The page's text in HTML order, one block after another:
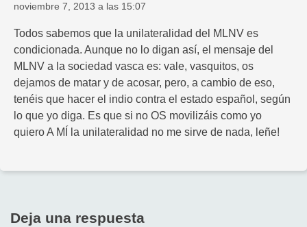
noviembre 7, 2013 a las 15:07
Todos sabemos que la unilateralidad del MLNV es
condicionada. Aunque no lo digan así, el mensaje del
MLNV a la sociedad vasca es: vale, vasquitos, os
dejamos de matar y de acosar, pero, a cambio de eso,
tenéis que hacer el indio contra el estado español, según
lo que yo diga. Es que si no OS movilizáis como yo
quiero A MÍ la unilateralidad no me sirve de nada, leñe!
Deja una respuesta